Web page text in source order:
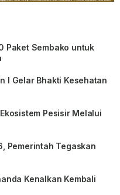
Paket Sembako untuk
I Gelar Bhakti Kesehatan
Pesisir Melalui
Pemerintah Tegaskan
Kenalkan Kembali